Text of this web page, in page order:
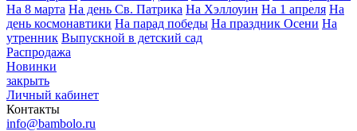
На 8 марта На день Св. Патрика На Хэллоуин На 1 апреля На
день космонавтики На парад победы На праздник Осени На
утренник Выпускной в детский сад
Распродажа
Новинки
закрыть
Личный кабинет
Контакты
info@bambolo.ru